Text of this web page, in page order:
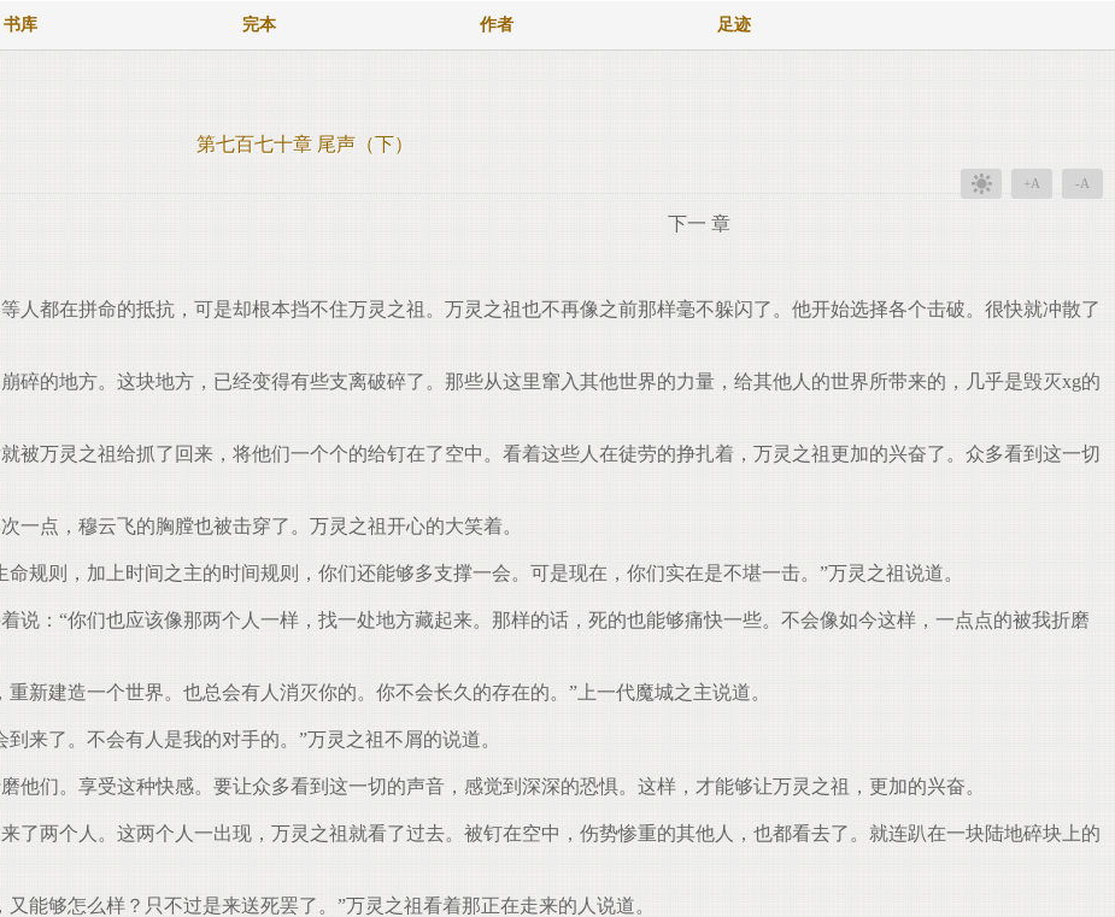
书库 完本 作者 足迹
第七百七十章 尾声（下）
+A -A
下一 章
人都在拼命的抵抗，可是却根本挡不住万灵之祖。万灵之祖也不再像之前那样毫不躲闪了。他开始选择各个击破。很快就冲散了
碎的地方。这块地方，已经变得有些支离破碎了。那些从这里窜入其他世界的力量，给其他人的世界所带来的，几乎是毁灭xg的
被万灵之祖给抓了回来，将他们一个个的给钉在了空中。看着这些人在徒劳的挣扎着，万灵之祖更加的兴奋了。众多看到这一切
一点，穆云飞的胸膛也被击穿了。万灵之祖开心的大笑着。
规则，加上时间之主的时间规则，你们还能够多支撑一会。可是现在，你们实在是不堪一击。”万灵之祖说道。
说：“你们也应该像那两个人一样，找一处地方藏起来。那样的话，死的也能够痛快一些。不会像如今这样，一点点的被我折磨
新建造一个世界。也总会有人消灭你的。你不会长久的存在的。”上一代魔城之主说道。
来了。不会有人是我的对手的。”万灵之祖不屑的说道。
他们。享受这种快感。要让众多看到这一切的声音，感觉到深深的恐惧。这样，才能够让万灵之祖，更加的兴奋。
了两个人。这两个人一出现，万灵之祖就看了过去。被钉在空中，伤势惨重的其他人，也都看去了。就连趴在一块陆地碎块上的
能够怎么样？只不过是来送死罢了。”万灵之祖看着那正在走来的人说道。